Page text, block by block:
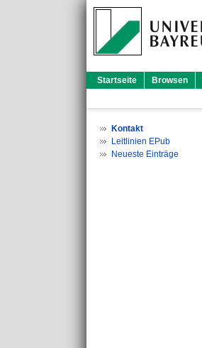
Startseite Browsen
Kontakt
Leitlinien EPub
Neueste Einträge